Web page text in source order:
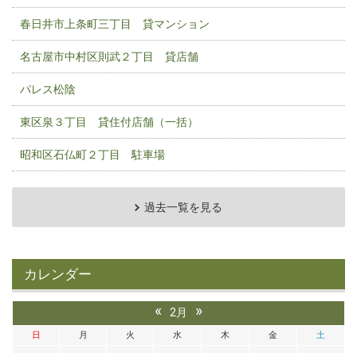
春日井市上条町三丁目 貸マンション
名古屋市中村区則武２丁目 貸店舗
パレス松陰
東区泉３丁目 貸住付店舗（一括）
昭和区石仏町２丁目 駐車場
過去一覧を見る
カレンダー
« 2月 »
日 月 火 水 木 金 土